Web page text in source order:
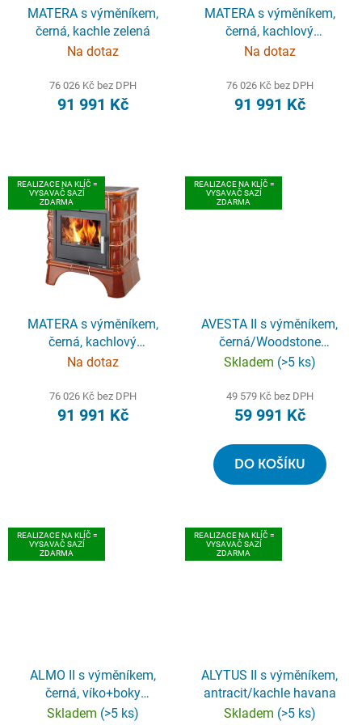
MATERA s výměníkem,
černá, kachle zelená
Na dotaz
76 026 Kč bez DPH
91 991 Kč
MATERA s výměníkem,
černá, kachlový
sokl+kachlový obklad
Na dotaz
76 026 Kč bez DPH
91 991 Kč
REALIZACE NA KLÍČ =
VYSAVAČ SAZÍ
ZDARMA
MATERA s výměníkem,
černá, kachlový
sokl+kachlový obklad
Na dotaz
76 026 Kč bez DPH
91 991 Kč
REALIZACE NA KLÍČ =
VYSAVAČ SAZÍ
ZDARMA
AVESTA II s výměníkem,
černá/Woodstone
Prestige
Skladem (>5 ks)
49 579 Kč bez DPH
59 991 Kč
DO KOŠÍKU
REALIZACE NA KLÍČ =
VYSAVAČ SAZÍ
ZDARMA
ALMO II s výměníkem,
černá, víko+boky
plechové
Skladem (>5 ks)
REALIZACE NA KLÍČ =
VYSAVAČ SAZÍ
ZDARMA
ALYTUS II s výměníkem,
antracit/kachle havana
Skladem (>5 ks)